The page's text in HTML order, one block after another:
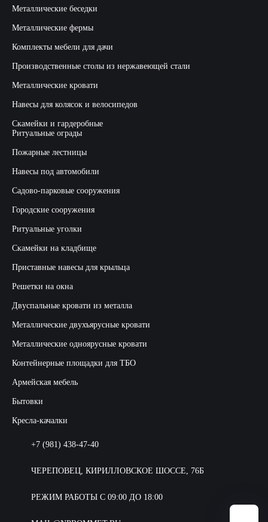
Металлические беседки
Металлические фермы
Комплекты мебели для дачи
Производственные столы из нержавеющей стали
Металлические кровати
Навесы для колясок и велосипедов
Скамейки и гардеробные
Ритуальные ограды
Пожарные лестницы
Навесы под автомобили
Садово-парковые сооружения
Городские сооружения
Ритуальные уголки
Скамейки на кладбище
Приставные навесы для крыльца
Решетки на окна
Двуспальные кровати из металла
Металлические двухъярусные кровати
Металлические одноярусные кровати
Контейнерные площадки для ТБО
Армейская мебель
Бытовки
Кресла-качалки
+7 (981) 438-47-40
ЧЕРЕПОВЕЦ, КИРИЛЛОВСКОЕ ШОССЕ, 76Б
РЕЖИМ РАБОТЫ С 09:00 ДО 18:00